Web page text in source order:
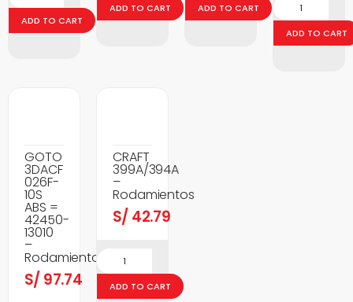
ADD TO CART
ADD TO CART ADD TO CART
ADD TO CART
GOTO
3DACF
026F-
10S
ABS =
42450-
13010
–
Rodamientos
S/ 97.74
CRAFT
399A/394A
–
Rodamientos
S/ 42.79
ADD TO CART